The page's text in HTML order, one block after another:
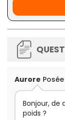
Aurore
Bonjour, de
poids ?